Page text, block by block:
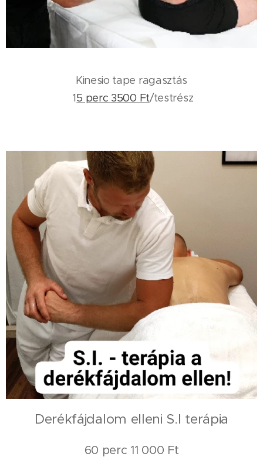
Kinesio tape ragasztás
15 perc 3500 Ft/testrész
Derékfájdalom elleni S.I terápia
60 perc 11 000 Ft